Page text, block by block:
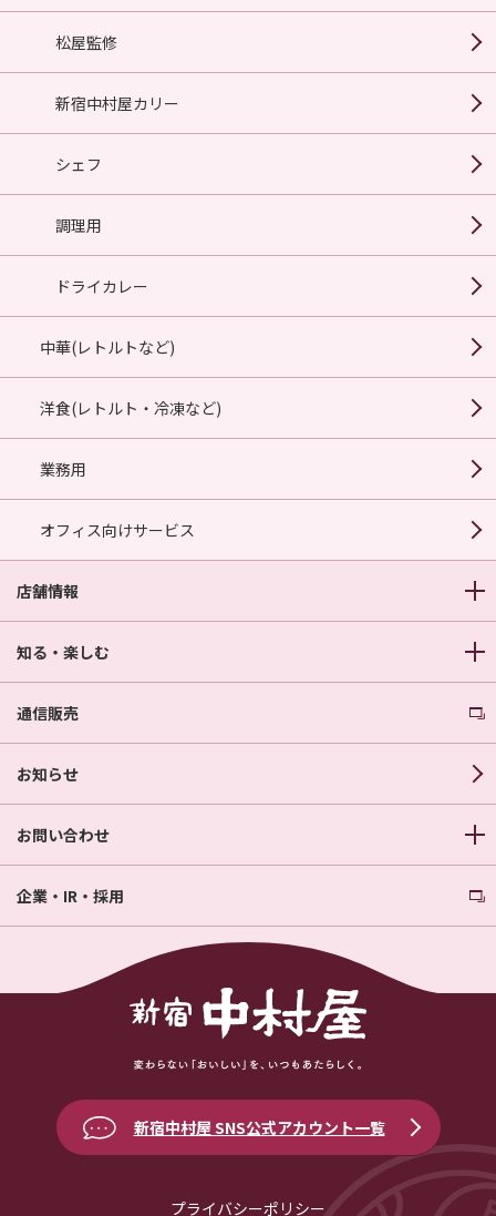
松屋監修
新宿中村屋カリー
シェフ
調理用
ドライカレー
中華(レトルトなど)
洋食(レトルト・冷凍など)
業務用
オフィス向けサービス
店舗情報
知る・楽しむ
通信販売
お知らせ
お問い合わせ
企業・IR・採用
新宿中村屋 SNS公式アカウント一覧
プライバシーポリシー